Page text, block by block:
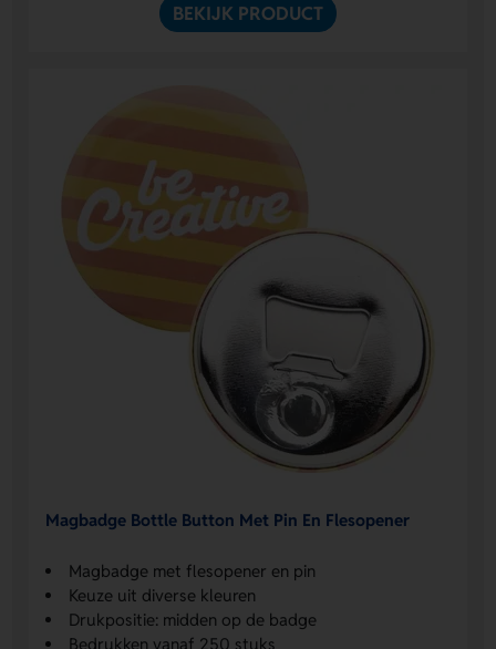
BEKIJK PRODUCT
Magbadge Bottle Button Met Pin En Flesopener
Magbadge met flesopener en pin
Keuze uit diverse kleuren
Drukpositie: midden op de badge
Bedrukken vanaf 250 stuks